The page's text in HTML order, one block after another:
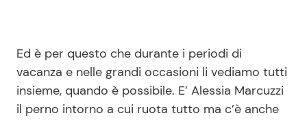
Ed è per questo che durante i periodi di
vacanza e nelle grandi occasioni li vediamo tutti
insieme, quando è possibile. E’ Alessia Marcuzzi
il perno intorno a cui ruota tutto ma c’è anche